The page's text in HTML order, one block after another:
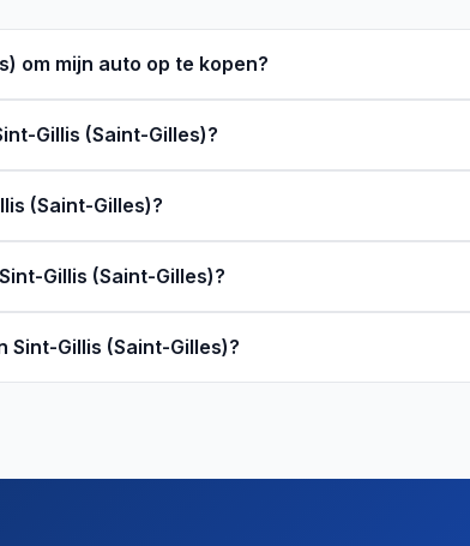
om mijn auto op te kopen?
Gillis (Saint-Gilles)?
(Saint-Gilles)?
Gillis (Saint-Gilles)?
Sint-Gillis (Saint-Gilles)?